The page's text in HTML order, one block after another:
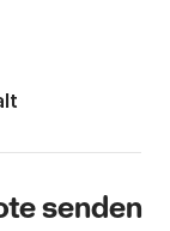
senden